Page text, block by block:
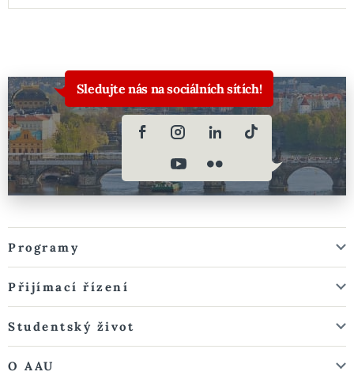
Sledujte nás na sociálních sítích!
Programy
Přijímací řízení
Studentský život
O AAU